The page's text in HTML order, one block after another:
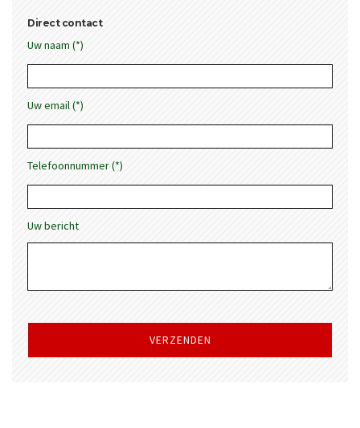
Direct contact
Uw naam (*)
Uw email (*)
Telefoonnummer (*)
Uw bericht